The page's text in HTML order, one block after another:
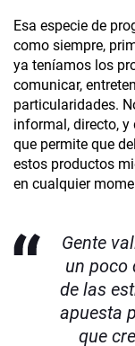
Esa especie de
como siempre,
ya teníamos los
comunicar,
particularidades.
informal, directo, y
que permite que
estos productos
en cualquier
Gente
un poco
de las
apuesta
que